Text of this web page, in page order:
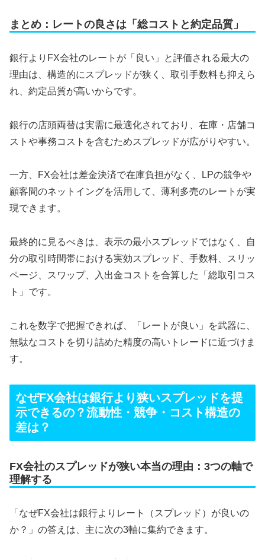
まとめ：レートの良さは「総コストと約定品質」
銀行よりFX会社のレートが「良い」と評価される最大の
理由は、構造的にスプレッドが狭く、取引手数料も抑えら
れ、約定品質が高いからです。
銀行の店頭両替は実需に最適化されており、在庫・店舗コ
ストや事務コストを含むためスプレッドが広がりやすい。
一方、FX会社は差金決済で在庫負担がなく、LPの競争や
顧客間のネットイングを活用して、薄利多売のレートが実
現できます。
最終的に見るべきは、表示の最小スプレッドではなく、自
分の取引時間帯における実効スプレッド、手数料、スリッ
ページ、スワップ、入出金コストを合算した「総取引コス
ト」です。
これを数字で把握できれば、「レートが良い」を武器に、
無駄なコストを切り詰めた精度の高いトレードに近づけま
す。
なぜFX会社は銀行より狭いスプレッドを提
示できるの？流動性・競争・コスト構造の
差は？
FX会社のスプレッドが狭い本当の理由：3つの軸で
理解する
「なぜFX会社は銀行よりレート（スプレッド）が良いの
か？」の答えは、主に次の3軸に集約できます。